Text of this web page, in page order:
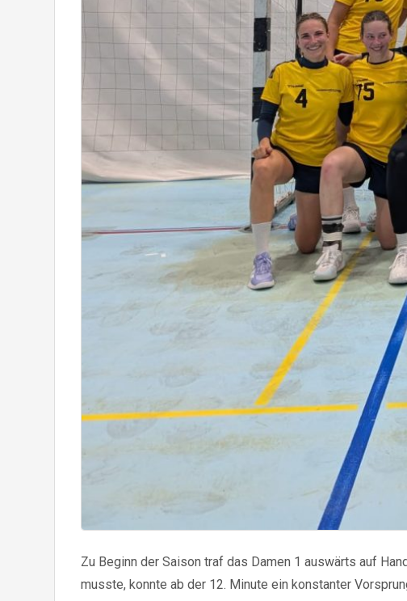
Zu Beginn der Saison traf das Damen 1 auswärts auf
musste, konnte ab der 12. Minute ein konstanter